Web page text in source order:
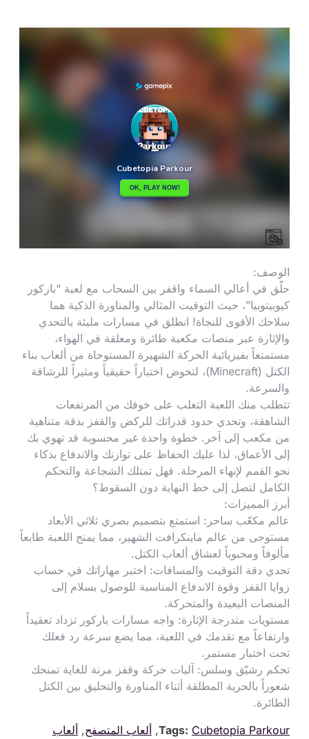
الوصف:
حلّق في أعالي السماء واقفر بين السحاب مع لعبة “باركور
كيوبيتوبيا”، حيث التوقيت المثالي والمناورة الذكية هما
سلاحك الأقوى للنجاة! انطلق في مسارات مليئة بالتحدي
والإثارة عبر منصات مكعبة طائرة ومعلقة في الهواء،
مستمتعاً بفيزيائية الحركة الشهيرة المستوحاة من ألعاب بناء
الكتل (Minecraft)، لتخوض اختباراً حقيقياً ومثيراً للرشاقة
والسرعة.
تتطلب منك اللعبة التغلب على خوفك من المرتفعات
الشاهقة، وتحدي حدود قدراتك للركض والقفز بدقة متناهية
من مكعب إلى آخر. خطوة واحدة غير محسوبة قد تهوي بك
إلى الأعماق، لذا عليك الحفاظ على توازنك والاندفاع بذكاء
نحو القمم لإنهاء المرحلة. فهل تمتلك الشجاعة والتحكم
الكامل لتصل إلى خط النهاية دون السقوط؟
أبرز المميزات:
عالم مكعّب ساحر: استمتع بتصميم بصري ثلاثي الأبعاد
مستوحى من عالم ماينكرافت الشهير، مما يمنح اللعبة طابعاً
مألوفاً ومحبوباً لعشاق ألعاب الكتل.
تحدي دقة التوقيت والمسافات: اختبر مهاراتك في حساب
زوايا القفز وقوة الاندفاع المناسبة للوصول بسلام إلى
المنصات البعيدة والمتحركة.
مستويات متدرجة الإثارة: واجه مسارات باركور تزداد تعقيداً
وارتفاعاً مع تقدمك في اللعبة، مما يضع سرعة رد فعلك
تحت اختبار مستمر.
تحكم رشيّق وسلس: آليات حركة وقفز مرنة للغاية تمنحك
شعوراً بالحرية المطلقة أثناء المناورة والتحليق بين الكتل
الطائرة.
Tags: Cubetopia Parkour
, ألعاب المتصفح, ألعاب